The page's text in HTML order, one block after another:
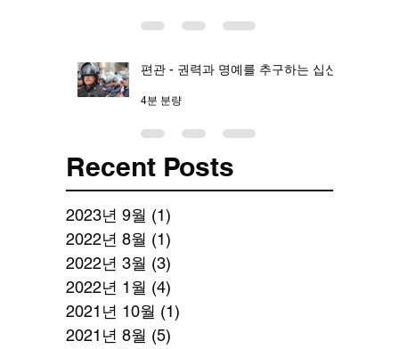
편관 - 권력과 명예를 추구하는 십신
4분 분량
Recent Posts
2023년 9월 (1)
2022년 8월 (1)
2022년 3월 (3)
2022년 1월 (4)
2021년 10월 (1)
2021년 8월 (5)